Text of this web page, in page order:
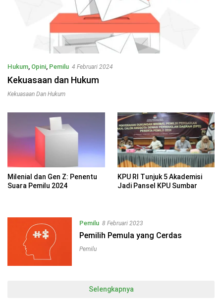
Hukum, Opini, Pemilu 4 Februari 2024
Kekuasaan dan Hukum
Kekuasaan Dan Hukum
Milenial dan Gen Z: Penentu
Suara Pemilu 2024
KPU RI Tunjuk 5 Akademisi
Jadi Pansel KPU Sumbar
Pemilu 8 Februari 2023
Pemilih Pemula yang Cerdas
Pemilu
Selengkapnya